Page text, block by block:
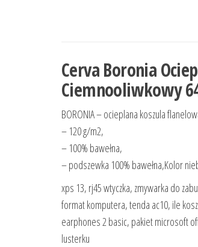
Cerva Boronia
Ciemnooliwkowy
BORONIA – ocieplana koszula
– 120 g/m2,
– 100% bawełna,
– podszewka 100% bawełna,Kolor
xps 13, rj45 wtyczka, zmywarka do
format komputera, tenda ac10, ile
earphones 2 basic, pakiet microsoft
lusterku